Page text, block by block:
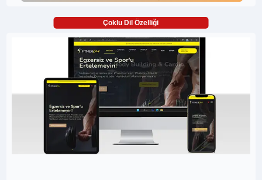
Çoklu Dil Özelliği